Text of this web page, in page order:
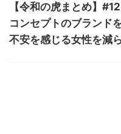
【令和の虎まとめ】
コンセプトのブランド
不安を感じる女性を減